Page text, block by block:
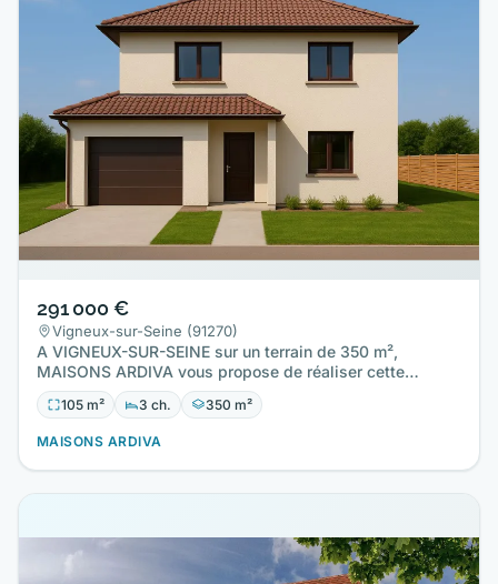
291 000 €
Vigneux-sur-Seine (91270)
A VIGNEUX-SUR-SEINE sur un terrain de 350 m²,
MAISONS ARDIVA vous propose de réaliser cette
maison neuve d'une surface…
105 m² 3 ch. 350 m²
MAISONS ARDIVA